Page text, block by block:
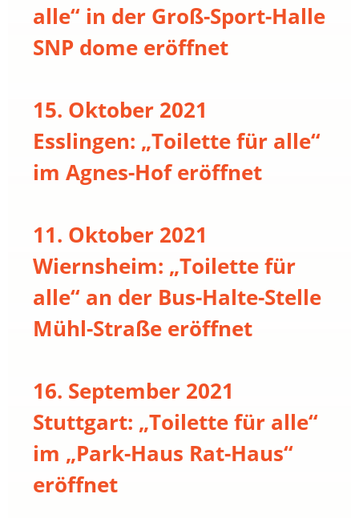
alle“ in der Groß-Sport-Halle
SNP dome eröffnet
15. Oktober 2021
Esslingen: „Toilette für alle“
im Agnes-Hof eröffnet
11. Oktober 2021
Wiernsheim: „Toilette für
alle“ an der Bus-Halte-Stelle
Mühl-Straße eröffnet
16. September 2021
Stuttgart: „Toilette für alle“
im „Park-Haus Rat-Haus“
eröffnet